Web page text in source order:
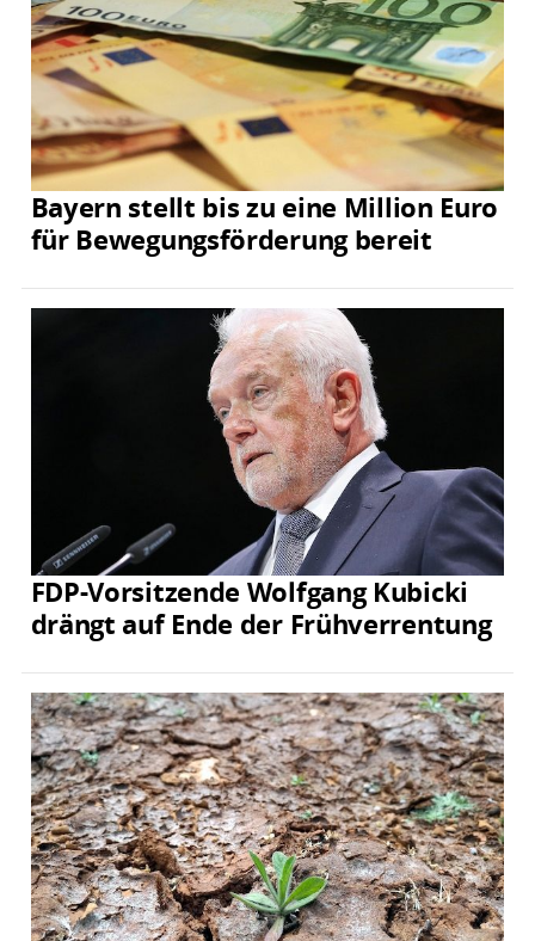
Bayern stellt bis zu eine Million Euro
für Bewegungsförderung bereit
FDP-Vorsitzende Wolfgang Kubicki
drängt auf Ende der Frühverrentung